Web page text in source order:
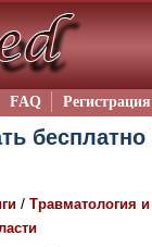
FAQ Регистрация
/ Травматология